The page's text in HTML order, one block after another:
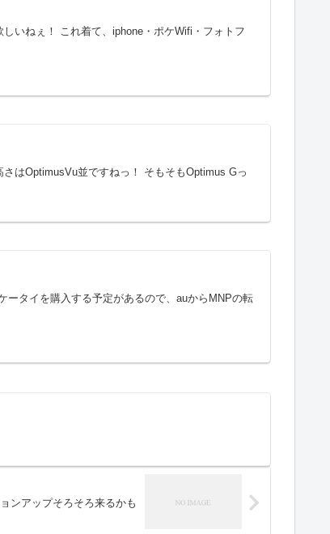
いねぇ！ これ着て、iphone・ポケWifi・フォトフ
はOptimusVu並ですねっ！ そもそもOptimus Gっ
タイを購入する予定があるので、auからMNPの転
ンアップそろそろ来るかも